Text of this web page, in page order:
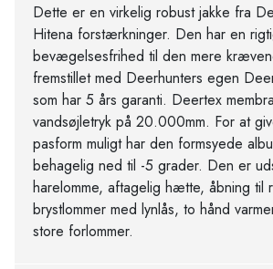
Dette er en virkelig robust jakke fra
Hitena forstærkninger. Den har en
bevægelsesfrihed til den mere
fremstillet med Deerhunters egen
som har 5 års garanti. Deertex
vandsøjletryk på 20.000mm. For at
pasform muligt har den formsyede
behagelig ned til -5 grader. Den er
harelomme, aftagelig hætte, åbning til
brystlommer med lynlås, to hånd
store forlommer.